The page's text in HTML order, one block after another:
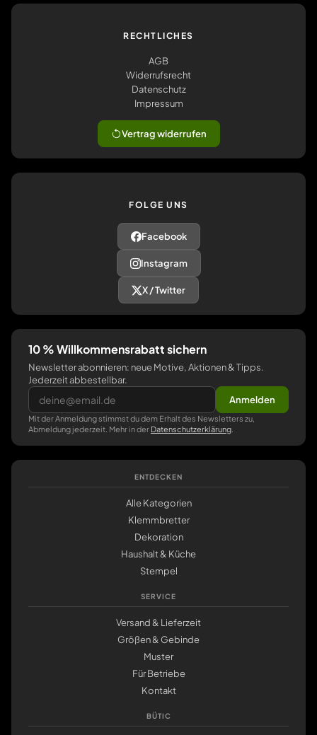
RECHTLICHES
AGB
Widerrufsrecht
Datenschutz
Impressum
Vertrag widerrufen
FOLGE UNS
Facebook
Instagram
X / Twitter
10 % Willkommensrabatt sichern
Newsletter abonnieren: neue Motive, Aktionen & Tipps.
Jederzeit abbestellbar.
Anmelden
Mit der Anmeldung stimmst du dem Erhalt des Newsletters zu,
Abmeldung jederzeit. Mehr in der Datenschutzerklärung
ENTDECKEN
Alle Kategorien
Klemmbretter
Dekoration
Haushalt & Küche
Stempel
SERVICE
Versand & Lieferzeit
Größen & Gebinde
Muster
Für Betriebe
Kontakt
BÜTIC